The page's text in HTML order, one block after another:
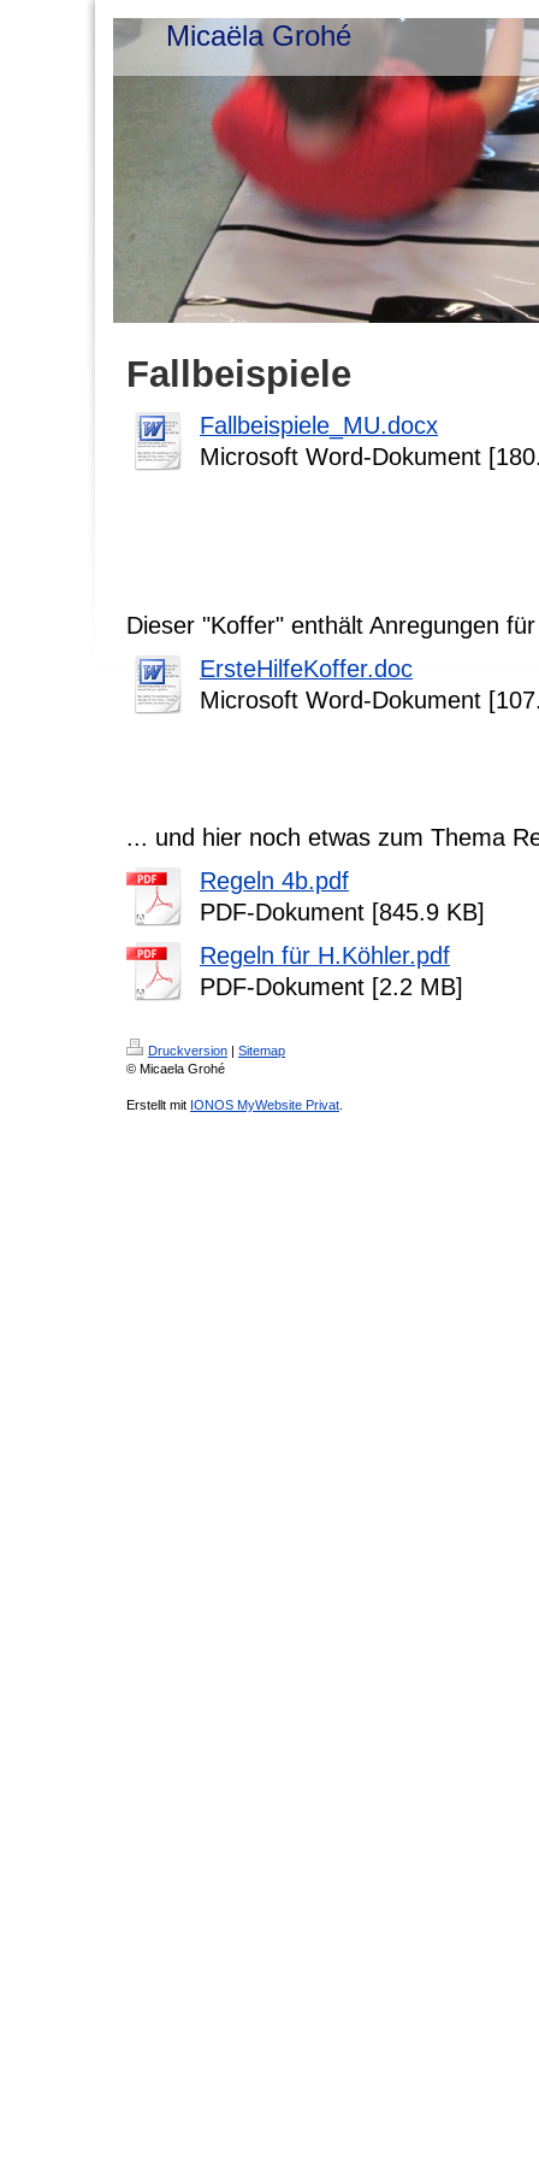
Micaëla Grohé
Fallbeispiele
Fallbeispiele_MU.docx
Microsoft Word-Dokument
Dieser "Koffer" enthält Anregungen
ErsteHilfeKoffer.doc
Microsoft Word-Dokument
... und hier noch etwas zum Thema
Regeln 4b.pdf
PDF-Dokument [845.9 KB]
Regeln für H.Köhler.pdf
PDF-Dokument [2.2 MB]
Druckversion | Sitemap
© Micaela Grohé
Erstellt mit IONOS MyWebsite Privat